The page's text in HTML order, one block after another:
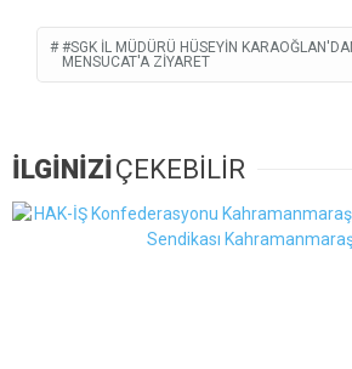
#SGK İL MÜDÜRÜ HÜSEYIN
MENSUCAT'A ZIYARET
İLGİNİZİ ÇEKEBİLİR